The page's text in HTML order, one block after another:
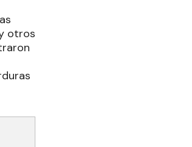
otros